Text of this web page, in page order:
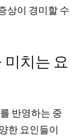
상이 경미할 수
미치는 요
반영하는 중
한 요인들이